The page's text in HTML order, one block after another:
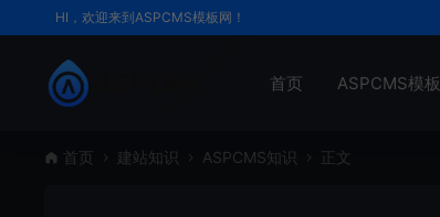
HI，欢迎来到ASPCMS模板网！
首页 ASPCMS模板
首页 建站知识 ASPCMS知识 正文